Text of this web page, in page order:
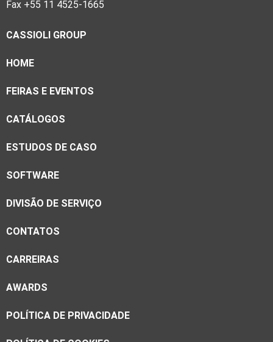
Fax +55 11 4525-1665
CASSIOLI GROUP
HOME
FEIRAS E EVENTOS
CATÁLOGOS
ESTUDOS DE CASO
SOFTWARE
DIVISÃO DE SERVIÇO
CONTATOS
CARREIRAS
AWARDS
POLÍTICA DE PRIVACIDADE